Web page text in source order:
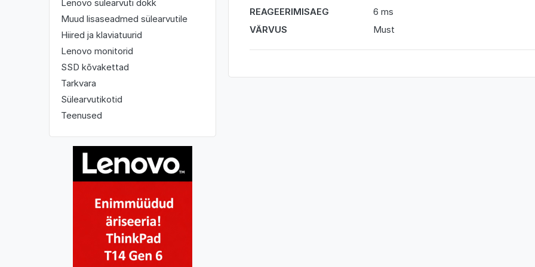
Lenovo sülearvuti dokk
Muud lisaseadmed sülearvutile
Hiired ja klaviatuurid
Lenovo monitorid
SSD kõvakettad
Tarkvara
Sülearvutikotid
Teenused
REAGEERIMISAEG
6 ms
VÄRVUS
Must